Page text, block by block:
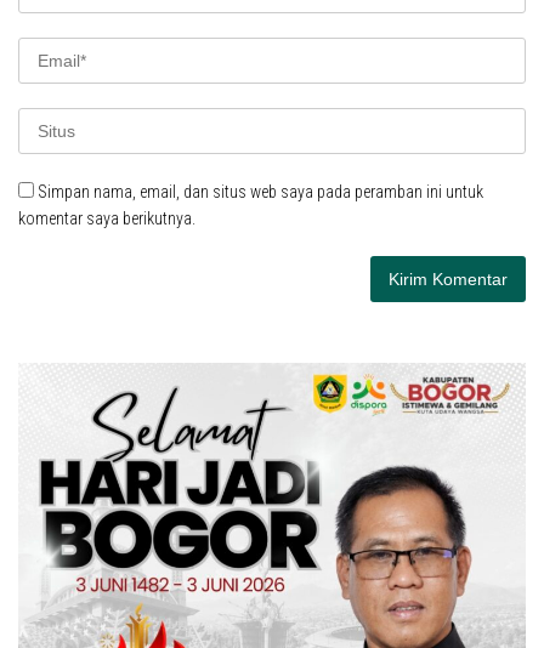
Simpan nama, email, dan situs web saya pada peramban ini untuk
komentar saya berikutnya.